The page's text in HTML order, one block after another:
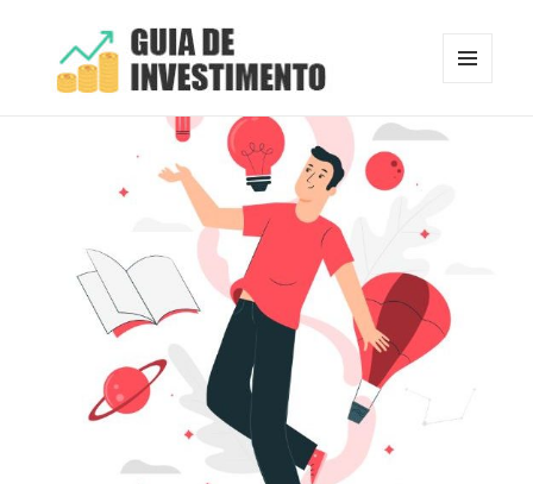
Guia de Investimento
WIDGETS